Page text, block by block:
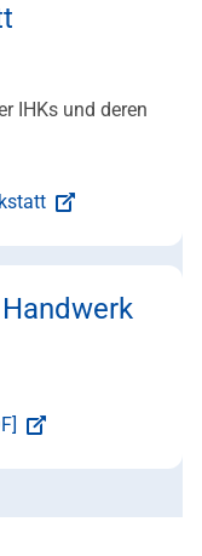
IHKs und deren